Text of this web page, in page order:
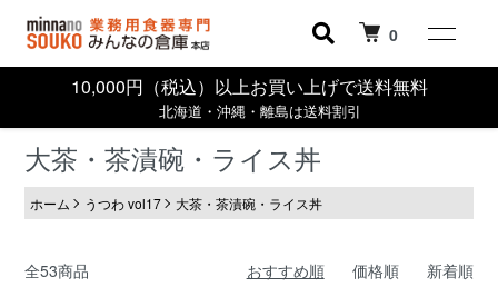
0
10,000円（税込）以上お買い上げで送料無料
北海道・沖縄・離島は送料割引
大茶・茶漬碗・ライス丼
ホーム うつわ vol17 大茶・茶漬碗・ライス丼
全53商品 おすすめ順 価格順 新着順